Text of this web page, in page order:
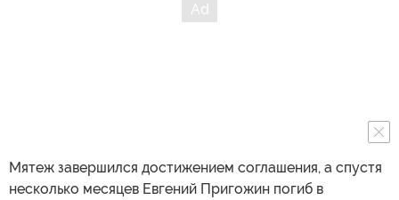
Мятеж завершился достижением соглашения, а спустя
несколько месяцев Евгений Пригожин погиб в